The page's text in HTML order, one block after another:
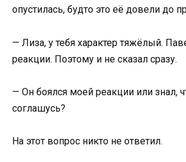
опустилась, будто это её довели до
— Лиза, у тебя характер тяжёлый.
реакции. Поэтому и не сказал сразу.
— Он боялся моей реакции или знал,
соглашусь?
На этот вопрос никто не ответил.